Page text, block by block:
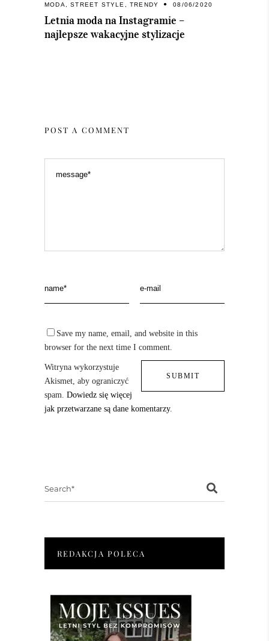
MODA ,STREET STYLE ,TRENDY 08/06/2020
Letnia moda na Instagramie –
najlepsze wakacyjne stylizacje
POST A COMMENT
Save my name, email, and website in this
browser for the next time I comment.
Witryna wykorzystuje
Akismet, aby ograniczyć
spam. Dowiedz się więcej
jak przetwarzane są dane komentarzy.
REDAKCJA POLECA